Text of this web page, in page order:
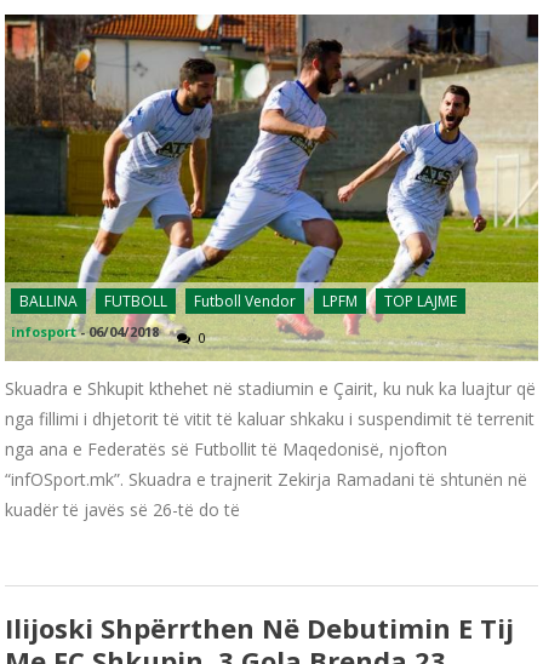
BALLINA FUTBOLL Futboll Vendor LPFM TOP LAJME
infosport -06/04/2018 0
Skuadra e Shkupit kthehet në stadiumin e Çairit, ku nuk ka luajtur që
nga fillimi i dhjetorit të vitit të kaluar shkaku i suspendimit të terrenit
nga ana e Federatës së Futbollit të Maqedonisë, njofton
“infOSport.mk”. Skuadra e trajnerit Zekirja Ramadani të shtunën në
kuadër të javës së 26-të do të
Ilijoski Shpërrthen Në Debutimin E Tij